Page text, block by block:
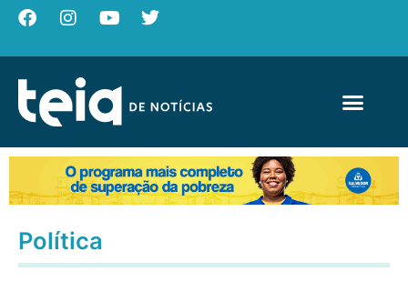
Política